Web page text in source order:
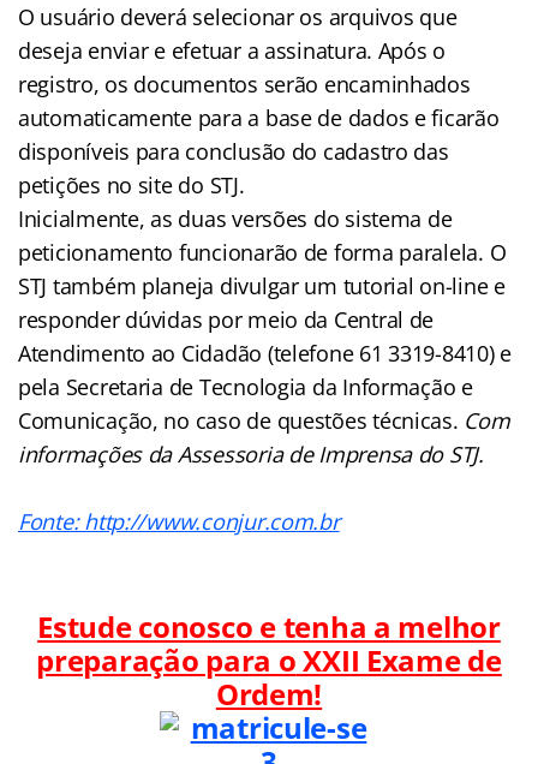
O usuário deverá selecionar os arquivos que
deseja enviar e efetuar a assinatura. Após o
registro, os documentos serão encaminhados
automaticamente para a base de dados e ficarão
disponíveis para conclusão do cadastro das
petições no site do STJ.
Inicialmente, as duas versões do sistema de
peticionamento funcionarão de forma paralela. O
STJ também planeja divulgar um tutorial on-line e
responder dúvidas por meio da Central de
Atendimento ao Cidadão (telefone 61 3319-8410) e
pela Secretaria de Tecnologia da Informação e
Comunicação, no caso de questões técnicas. Com
informações da Assessoria de Imprensa do STJ.
Fonte: http://www.conjur.com.br
Estude conosco e tenha a melhor
preparação para oXXII Exame de
Ordem!